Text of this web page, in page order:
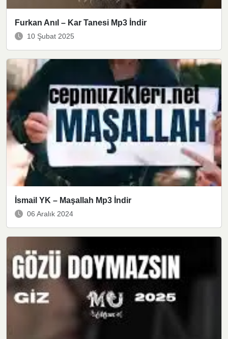
Furkan Anıl – Kar Tanesi Mp3 İndir
10 Şubat 2025
İsmail YK – Maşallah Mp3 İndir
06 Aralık 2024